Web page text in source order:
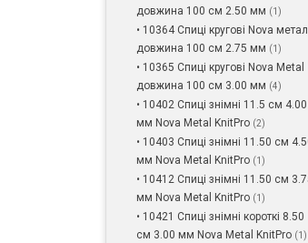
довжина 100 см 2.50 мм (1)
• 10364 Спиці кругові Nova метал
довжина 100 см 2.75 мм (1)
• 10365 Спиці кругові Nova Metal
довжина 100 см 3.00 мм (4)
• 10402 Спиці знімні 11.5 см 4.00
мм Nova Metal KnitPro (2)
• 10403 Спиці знімні 11.50 см
мм Nova Metal KnitPro (1)
• 10412 Спиці знімні 11.50 см
мм Nova Metal KnitPro (1)
• 10421 Спиці знімні короткі 8.50
см 3.00 мм Nova Metal KnitPro (1)